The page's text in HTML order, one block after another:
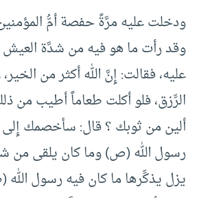
ودخلت عليه مرَّةً حفصة أمُّ
وقد رأت ما هو فيه من شدَّة العيش
عليه، فقالت: إِنَّ الله أكثر من
الرِّزق، فلو أكلت طعاماً أطيب من
ألين من ثوبك ؟ قال: سأخصمك
رسول الله (ص) وما كان يلقى من
يزل يذكِّرها ما كان فيه رسول